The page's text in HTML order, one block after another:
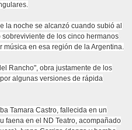
la noche se alcanzó cuando subió al
de los cinco hermanos
en esa región de la Argentina.
Rancho", obra justamente de los
algunas versiones de rápida
Tamara Castro, fallecida en un
faena en el ND Teatro, acompañado